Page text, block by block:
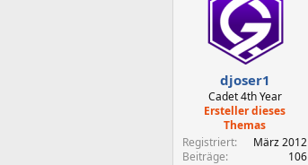
djoser1
Cadet 4th Year
Ersteller dieses
Themas
Registriert
März 2012
Beiträge
106